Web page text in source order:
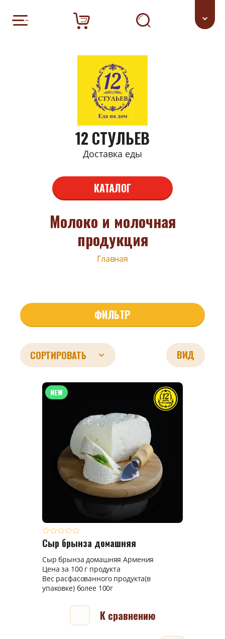
КАТАЛОГ
12 СТУЛЬЕВ
Доставка еды
Молоко и молочная
продукция
Главная
СОРТИРОВАТЬ
ФИЛЬТР
ВИД
NEW
Сыр брынза домашняя
Сыр брынза домашняя Армения
Цена за 100 г продукта
Вес расфасованного продукта(в
упаковке) более 100г
К сравнению